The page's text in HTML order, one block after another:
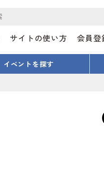
サイトの使い方 会員登
イベントを探す